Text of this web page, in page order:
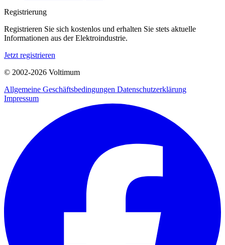
Registrierung
Registrieren Sie sich kostenlos und erhalten Sie stets aktuelle
Informationen aus der Elektroindustrie.
Jetzt registrieren
© 2002-2026 Voltimum
Allgemeine Geschäftsbedingungen Datenschutzerklärung
Impressum